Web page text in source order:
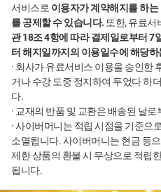
서비스로 이용자가 계약해지를 하
를 공제할 수 있습니다. 또한, 유료서
관 18조 4항에 따라 결제일로부터 7
터 해지일까지의 이용일수에 해당
· 회사가 유료서비스 이용을 승인한
거나 수강 도중 정지하여 두었다 하
다.
· 교재의 반품 및 교환은 배송된 날
· 사이버머니는 적립 시점을 기준으
소멸됩니다. 사이버머니는 현금 등
제한 상품의 환불 시 무상으로 적립
됩니다.